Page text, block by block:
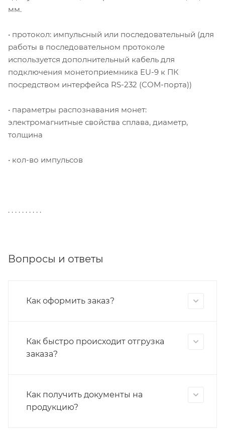
мм.
• протокол: импульсный или последовательный (для
работы в последовательном протоколе
используется дополнительный кабель для
подключения монетоприемника EU-9 к ПК
посредством интерфейса RS-232 (COM-порта))
• параметры распознавания монет:
электромагнитные свойства сплава, диаметр,
толщина
• кол-во импульсов
. . . . . . . . . .
Вопросы и ответы
Как оформить заказ?
Как быстро происходит отгрузка
заказа?
Как получить документы на
продукцию?